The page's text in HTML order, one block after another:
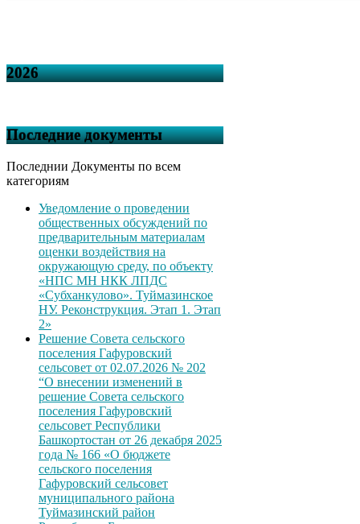
2026
Последние документы
Последнии Документы по всем
категориям
Уведомление о проведении
общественных обсуждений по
предварительным материалам
оценки воздействия на
окружающую среду, по объекту
«НПС МН НКК ЛПДС
«Субханкулово». Туймазинское
НУ. Реконструкция. Этап 1. Этап
2»
Решение Совета сельского
поселения Гафуровский
сельсовет от 02.07.2026 № 202
“О внесении изменений в
решение Совета сельского
поселения Гафуровский
сельсовет Республики
Башкортостан от 26 декабря 2025
года № 166 «О бюджете
сельского поселения
Гафуровский сельсовет
муниципального района
Туймазинский район